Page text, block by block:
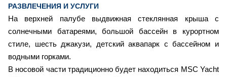
РАЗВЛЕЧЕНИЯ И УСЛУГИ
На верхней палубе выдвижная стеклянная крыша с
солнечными батареями, большой бассейн в курортном
стиле, шесть джакузи, детский аквапарк с бассейном и
водными горками.
В носовой части традиционно будет находиться MSC Yacht